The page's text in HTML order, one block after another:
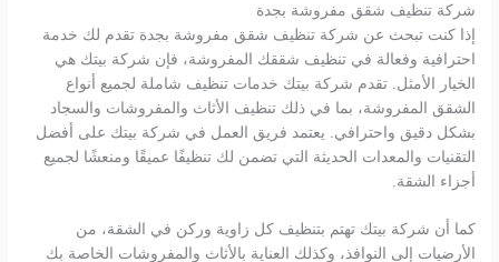
شركة تنظيف شقق مفروشة بجدة
إذا كنت تبحث عن شركة تنظيف شقق مفروشة بجدة تقدم لك خدمة
احترافية وفعالة في تنظيف شققك المفروشة، فإن شركة بيتك هي
الخيار الأمثل. تقدم شركة بيتك خدمات تنظيف شاملة لجميع أنواع
الشقق المفروشة، بما في ذلك تنظيف الأثاث والمفروشات والسجاد
بشكل دقيق واحترافي. يعتمد فريق العمل في شركة بيتك على أفضل
التقنيات والمعدات الحديثة التي تضمن لك تنظيفًا عميقًا ومنعشًا لجميع
أجزاء الشقة.
كما أن شركة بيتك تهتم بتنظيف كل زاوية وركن في الشقة، من
الأرضيات إلى النوافذ، وكذلك العناية بالأثاث والمفروشات الخاصة بك